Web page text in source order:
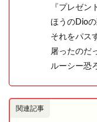
『プレゼ
ほうのDioの
それをパス
屠ったのだ
ルーシー恐
関連記事